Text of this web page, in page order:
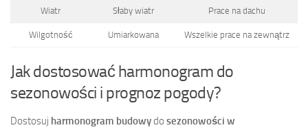
Wiatr Słaby wiatr Prace na dachu
Wilgotność Umiarkowana Wszelkie prace na zewnątrz
Jak dostosować harmonogram do
sezonowości i prognoz pogody?
Dostosuj harmonogram budowydo sezonowości w